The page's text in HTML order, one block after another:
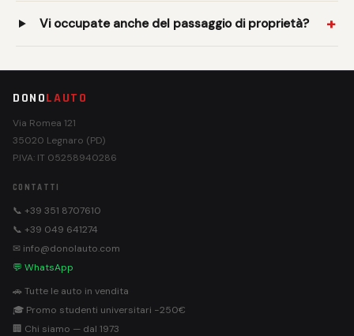
Vi occupate anche del passaggio di proprietà?
DONOLAUTO
Via Romea 121
35020 Legnaro (PD)
P.IVA: IT 05258940286
CONTATTI
📞 +39 351 8707610
📞 +39 049 641274
✉ info@donolauto.com
💬 WhatsApp
🚗 Tutte le auto in vendita
🎓 Promo studenti universitari −250€
🏢 Chi siamo — dal 1973